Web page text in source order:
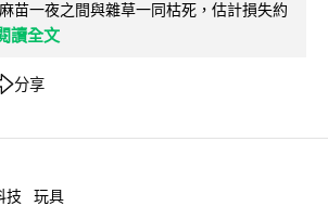
苗一夜之間與雜草一同枯死，估計損失約
讀全文
分享
技 玩具